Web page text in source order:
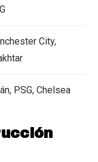
City,
PSG, Chelsea